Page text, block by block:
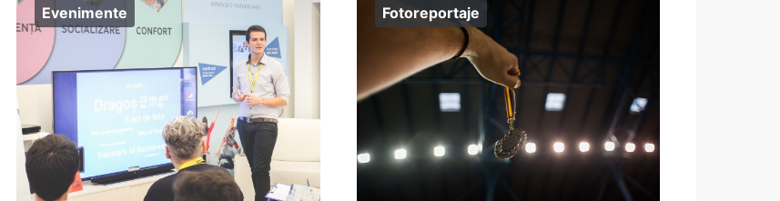
Evenimente Fotoreportaje